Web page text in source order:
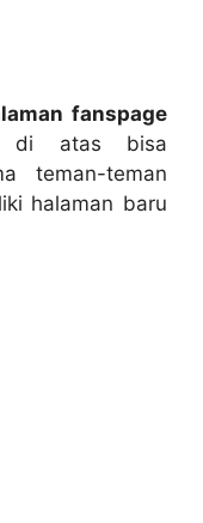
fanspage
di atas bisa
teman-teman
halaman baru